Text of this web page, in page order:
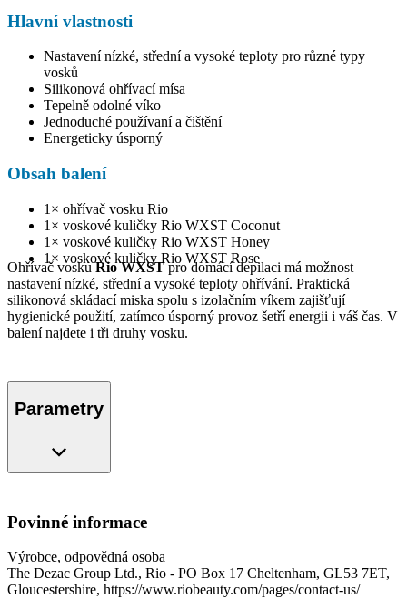
Hlavní vlastnosti
Nastavení nízké, střední a vysoké teploty pro různé typy
vosků
Silikonová ohřívací mísa
Tepelně odolné víko
Jednoduché používaní a čištění
Energeticky úsporný
Obsah balení
1× ohřívač vosku Rio
1× voskové kuličky Rio WXST Coconut
1× voskové kuličky Rio WXST Honey
1× voskové kuličky Rio WXST Rose
Ohřívač voskuRio WXSTpro domácí depilaci má možnost
nastavení nízké, střední a vysoké teploty ohřívání. Praktická
silikonová skládací miska spolu s izolačním víkem zajišťují
hygienické použití, zatímco úsporný provoz šetří energii i váš čas. V
balení najdete i tři druhy vosku.
Parametry
Povinné informace
Výrobce, odpovědná osoba
The Dezac Group Ltd., Rio - PO Box 17 Cheltenham, GL53 7ET,
Gloucestershire, https://www.riobeauty.com/pages/contact-us/